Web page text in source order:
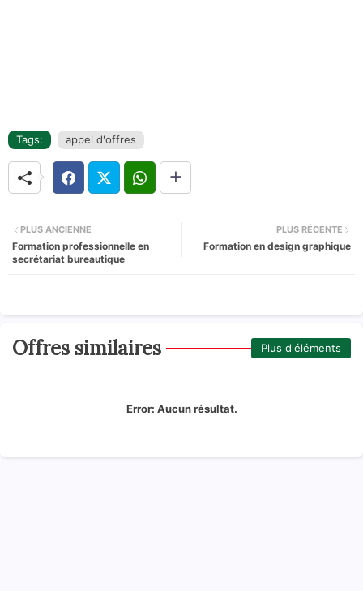
Tags: appel d'offres
PLUS RÉCENTE
Formation en design graphique
PLUS ANCIENNE
Formation professionnelle en
secrétariat bureautique
Offres similaires Plus d'éléments
Error: Aucun résultat.